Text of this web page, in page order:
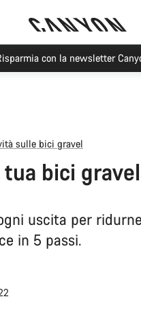
Eventi Canyon
sulle bici gravel
bici gravel
uscita per
in 5 passi.